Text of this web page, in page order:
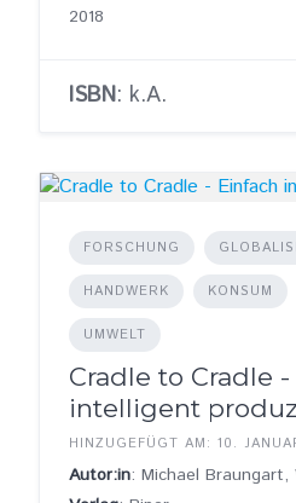
2018
ISBN: k.A.
FORSCHUNG
HANDWERK KONSUM
UMWELT
Cradle to Cradle
intelligent
HINZUGEFÜGT AM: 10.
Autor:in: Michael Braungart,